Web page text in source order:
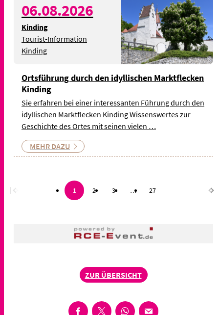
06.08.2026
Kinding
Tourist-Information
Kinding
Ortsführung durch den idyllischen Marktflecken
Kinding
Sie erfahren bei einer interessanten Führung durch den
idyllischen Marktflecken Kinding Wissenswertes zur
Geschichte des Ortes mit seinen vielen …
MEHR DAZU
1 2 3 … 27
ZUR ÜBERSICHT